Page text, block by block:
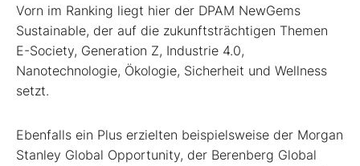
Vorn im Ranking liegt hier der DPAM NewGems
Sustainable, der auf die zukunftsträchtigen Themen
E-Society, Generation Z, Industrie 4.0,
Nanotechnologie, Ökologie, Sicherheit und Wellness
setzt.
Ebenfalls ein Plus erzielten beispielsweise der Morgan
Stanley Global Opportunity, der Berenberg Global